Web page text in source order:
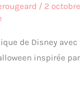
/ 2 octobre
de Disney avec
inspirée par